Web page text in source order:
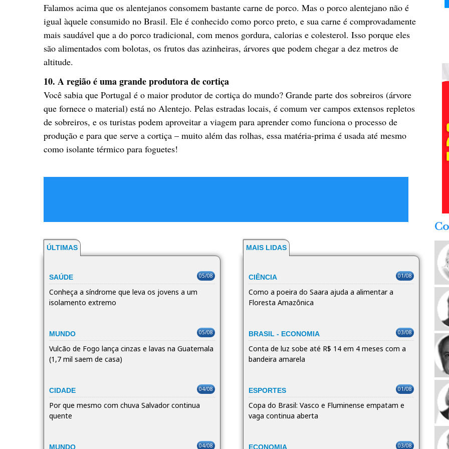
Falamos acima que os alentejanos consomem bastante carne de porco. Mas o porco alentejano não é
igual àquele consumido no Brasil. Ele é conhecido como porco preto, e sua carne é comprovadamente
mais saudável que a do porco tradicional, com menos gordura, calorias e colesterol. Isso porque eles
são alimentados com bolotas, os frutos das azinheiras, árvores que podem chegar a dez metros de
altitude.
10. A região é uma grande produtora de cortiça
Você sabia que Portugal é o maior produtor de cortiça do mundo? Grande parte dos sobreiros (árvore
que fornece o material) está no Alentejo. Pelas estradas locais, é comum ver campos extensos repletos
de sobreiros, e os turistas podem aproveitar a viagem para aprender como funciona o processo de
produção e para que serve a cortiça – muito além das rolhas, essa matéria-prima é usada até mesmo
como isolante térmico para foguetes!
ÚLTIMAS
SAÚDE 05/08
Conheça a síndrome que leva os jovens a um
isolamento extremo
MUNDO 05/08
Vulcão de Fogo lança cinzas e lavas na Guatemala
(1,7 mil saem de casa)
CIDADE 04/08
Por que mesmo com chuva Salvador continua
quente
MUNDO 04/08
MAIS LIDAS
CIÊNCIA 01/08
Como a poeira do Saara ajuda a alimentar a
Floresta Amazônica
BRASIL - ECONOMIA 03/08
Conta de luz sobe até R$ 14 em 4 meses com a
bandeira amarela
ESPORTES 01/08
Copa do Brasil: Vasco e Fluminense empatam e
vaga continua aberta
ECONOMIA 03/08